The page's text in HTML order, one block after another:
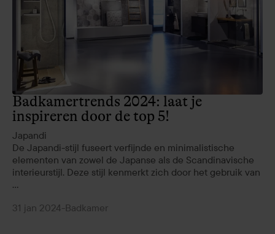
Badkamertrends 2024: laat je
inspireren door de top 5!
Japandi
De Japandi-stijl fuseert verfijnde en minimalistische
elementen van zowel de Japanse als de Scandinavische
interieurstijl. Deze stijl kenmerkt zich door het gebruik van
...
31 jan 2024-Badkamer